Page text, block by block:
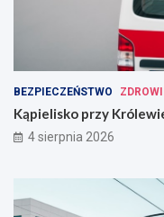
BEZPIECZEŃSTWO
Kąpielisko przy
4 sierpnia 2026